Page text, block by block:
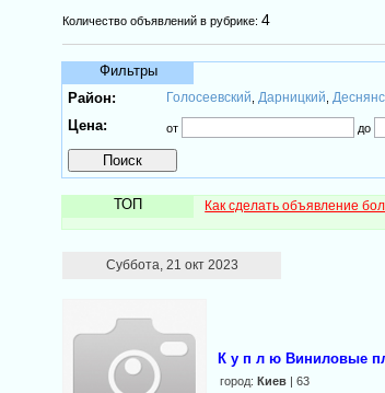
Количество объявлений в рубрике:4
Фильтры
Район:
Голосеевский Дарницкий
Цена: от до
ТОП Как сделать объявление
Суббота, 21 окт 2023
К у п л ю Виниловые
город:Киев | 63